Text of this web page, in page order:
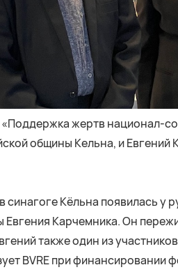
жертв национал-
общины Кельна, и
синагоге Кёльна появилась у
Карчемника. Он
также один из
BVRE при финансировании